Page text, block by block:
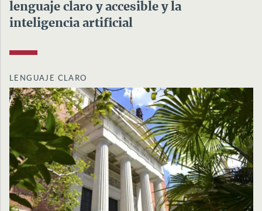
lenguaje claro y accesible y la
inteligencia artificial
LENGUAJE CLARO